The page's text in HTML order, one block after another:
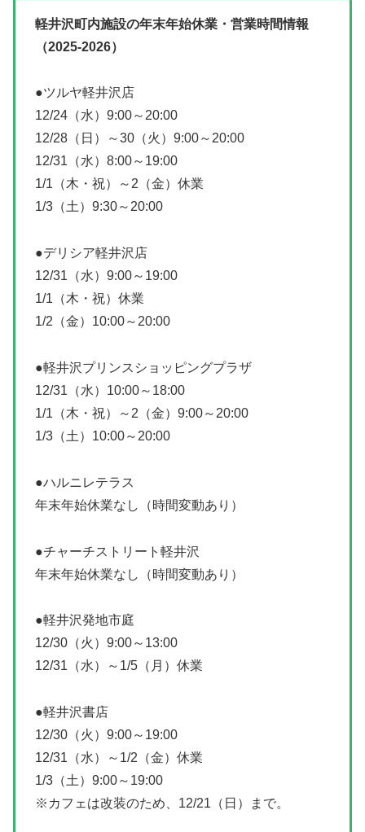
軽井沢町内施設の年末年始休業・営業時間情報
（2025-2026）
●ツルヤ軽井沢店
12/24（水）9:00～20:00
12/28（日）～30（火）9:00～20:00
12/31（水）8:00～19:00
1/1（木・祝）～2（金）休業
1/3（土）9:30～20:00
●デリシア軽井沢店
12/31（水）9:00～19:00
1/1（木・祝）休業
1/2（金）10:00～20:00
●軽井沢プリンスショッピングプラザ
12/31（水）10:00～18:00
1/1（木・祝）～2（金）9:00～20:00
1/3（土）10:00～20:00
●ハルニレテラス
年末年始休業なし（時間変動あり）
●チャーチストリート軽井沢
年末年始休業なし（時間変動あり）
●軽井沢発地市庭
12/30（火）9:00～13:00
12/31（水）～1/5（月）休業
●軽井沢書店
12/30（火）9:00～19:00
12/31（水）～1/2（金）休業
1/3（土）9:00～19:00
※カフェは改装のため、12/21（日）まで。